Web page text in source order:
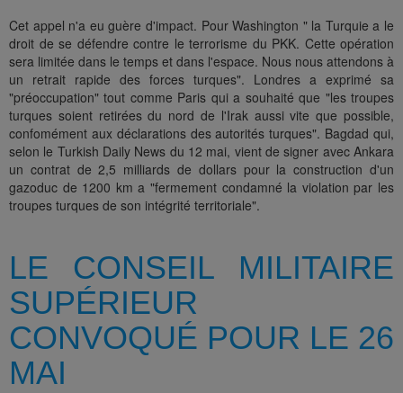
Cet appel n'a eu guère d'impact. Pour Washington " la Turquie a le
droit de se défendre contre le terrorisme du PKK. Cette opération
sera limitée dans le temps et dans l'espace. Nous nous attendons à
un retrait rapide des forces turques". Londres a exprimé sa
"préoccupation" tout comme Paris qui a souhaité que "les troupes
turques soient retirées du nord de l'Irak aussi vite que possible,
confomément aux déclarations des autorités turques". Bagdad qui,
selon le Turkish Daily News du 12 mai, vient de signer avec Ankara
un contrat de 2,5 milliards de dollars pour la construction d'un
gazoduc de 1200 km a "fermement condamné la violation par les
troupes turques de son intégrité territoriale".
LE CONSEIL MILITAIRE
SUPÉRIEUR
CONVOQUÉ POUR LE 26
MAI